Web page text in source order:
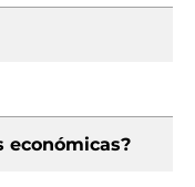
económicas?